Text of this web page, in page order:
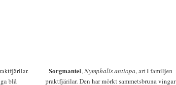
blå
Sorgmantel,Nymphalis antiopa, art i familjen
praktfjärilar. Den har mörkt sammetsbruna vingar